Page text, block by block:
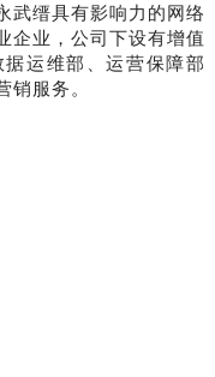
武缙具有影响力的网络
企业，公司下设有增值
运维部、运营保障部
服务。